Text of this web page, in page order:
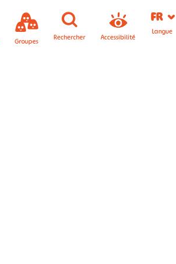
Groupes Rechercher Accessibilité
FR
Langue